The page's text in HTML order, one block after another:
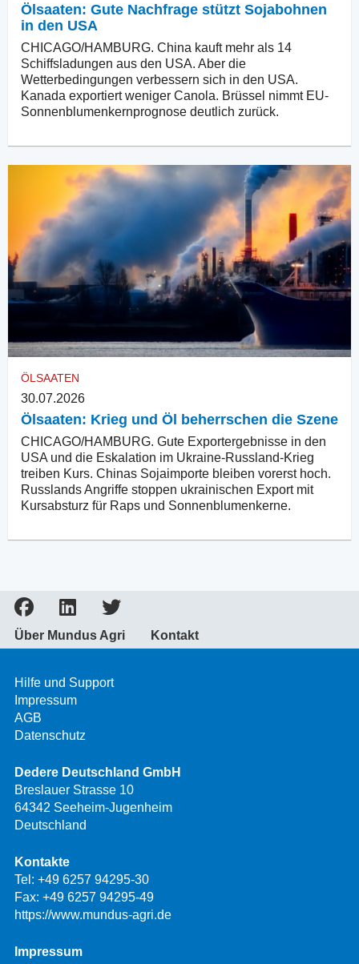
Ölsaaten: Gute Nachfrage stützt Sojabohnen
in den USA
CHICAGO/HAMBURG. China kauft mehr als 14
Schiffsladungen aus den USA. Aber die
Wetterbedingungen verbessern sich in den USA.
Kanada exportiert weniger Canola. Brüssel nimmt EU-
Sonnenblumenkernprognose deutlich zurück.
ÖLSAATEN
30.07.2026
Ölsaaten: Krieg und Öl beherrschen die Szene
CHICAGO/HAMBURG. Gute Exportergebnisse in den
USA und die Eskalation im Ukraine-Russland-Krieg
treiben Kurs. Chinas Sojaimporte bleiben vorerst hoch.
Russlands Angriffe stoppen ukrainischen Export mit
Kursabsturz für Raps und Sonnenblumenkerne.
Über Mundus Agri Kontakt
Hilfe und Support
Impressum
AGB
Datenschutz
Dedere Deutschland GmbH
Breslauer Strasse 10
64342 Seeheim-Jugenheim
Deutschland
Kontakte
Tel: +49 6257 94295-30
Fax: +49 6257 94295-49
https://www.mundus-agri.de
Impressum